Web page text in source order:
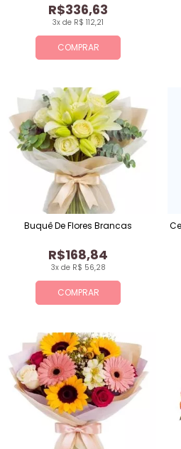
COMPRAR
3x de R$ 112,21
R$336,63
COMPRAR
3x de R$ 56,28
R$168,84
Buquê De Flores Brancas